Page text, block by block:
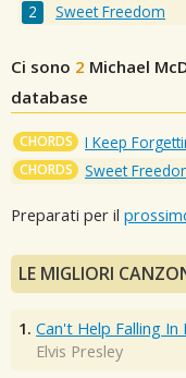
Sweet Freedom
Ci sono 2 Michael
database
CHORDS I Keep
CHORDS Sweet
Preparati per il
LE MIGLIORI
1. Can't Help Falling In
Elvis Presley